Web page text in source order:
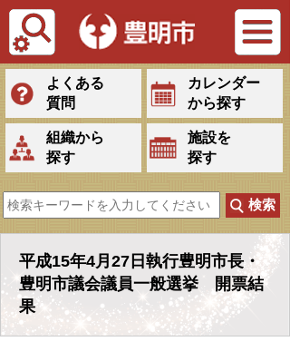
Tiếng Việt
よくある
質問
カレンダー
から探す
組織から
探す
施設を
探す
平成15年4月27日執行豊明市長・
豊明市議会議員一般選挙 開票結
果